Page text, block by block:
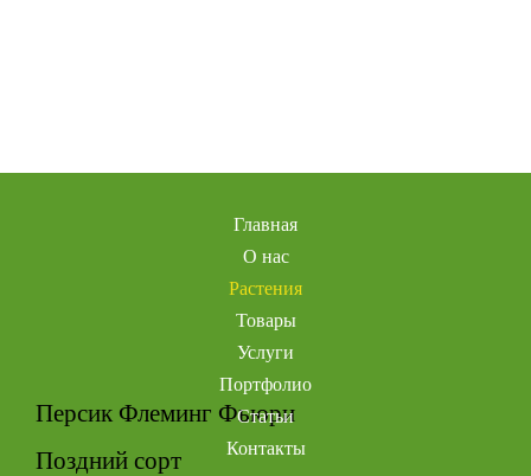
Персик Флеминг Фьюри
Поздний сорт
Главная
О нас
Растения
Товары
Услуги
Портфолио
Статьи
Контакты